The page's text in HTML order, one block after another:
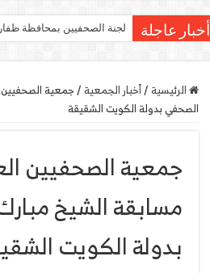
أخبار عاجلة لجنة الصحفيين بمحافظة
الرئيسية /أخبار الجمعية /جمعية الصحفيين
الصحفي بدولة الكويت الشقيقة
جمعية الصحفيين
مسابقة الشيخ
بدولة الكويت